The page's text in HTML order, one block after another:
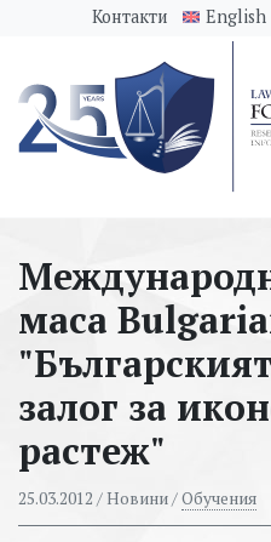
messages.Skip to main content
Контакти English
маса
залог за
растеж"
25.03.2012 / Новини /Обучения